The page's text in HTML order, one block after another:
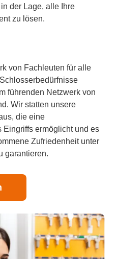
der Lage, alle Ihre
zu lösen.
von Fachleuten für alle
führenden Netzwerk von
Wir statten unsere
die eine
Eingriffs ermöglicht und es
Zufriedenheit unter
garantieren.